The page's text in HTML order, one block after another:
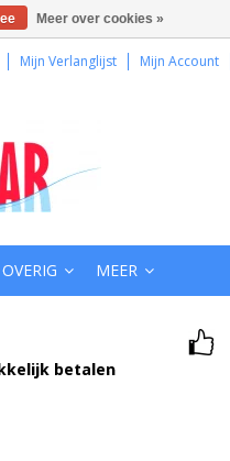
Mijn Verlanglijst Mijn Account
OVERIG MEER
betalen
Meer over cookies »